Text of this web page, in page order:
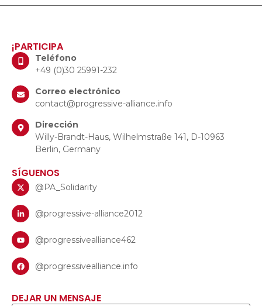
¡PARTICIPA
Teléfono
+49 (0)30 25991-232
Correo electrónico
contact@progressive-alliance.info
Dirección
Willy-Brandt-Haus, Wilhelmstraße 141, D-10963
Berlin, Germany
SÍGUENOS
@PA_Solidarity
@progressive-alliance2012
@progressivealliance462
@progressivealliance.info
DEJAR UN MENSAJE